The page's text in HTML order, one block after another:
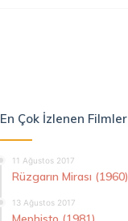
En Çok İzlenen Filmler
11 Ağustos 2017
Rüzgarın Mirası (1960)
13 Ağustos 2017